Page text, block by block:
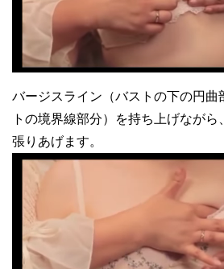
バージスライン（バストの下の円曲
トの境界線部分）を持ち上げなが
張りあげます。